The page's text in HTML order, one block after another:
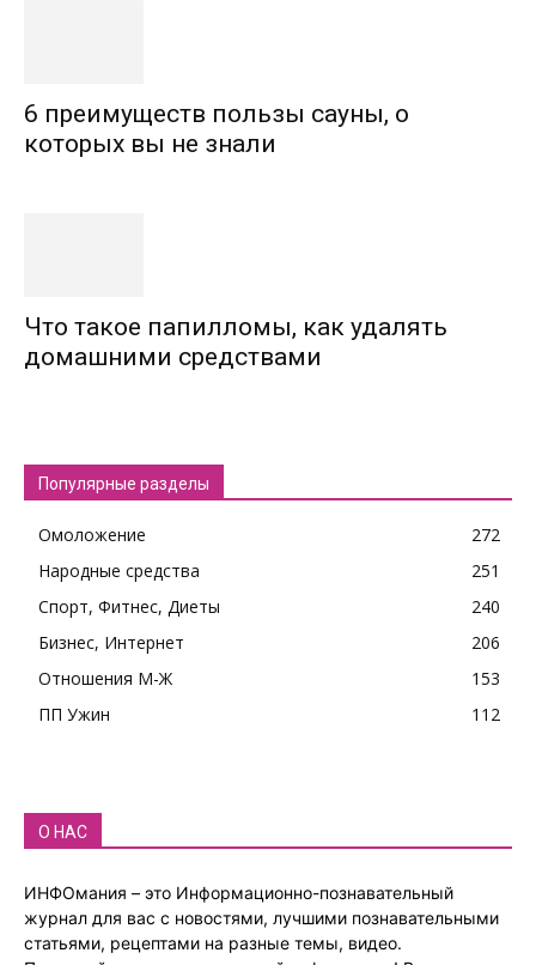
6 преимуществ пользы сауны, о
которых вы не знали
Что такое папилломы, как удалять
домашними средствами
Популярные разделы
Омоложение
272
Народные средства
251
Спорт, Фитнес, Диеты
240
Бизнес, Интернет
206
Отношения М-Ж
153
ПП Ужин
112
О НАС
ИНФОмания – это Информационно-познавательный
журнал для вас с новостями, лучшими познавательными
статьями, рецептами на разные темы, видео.